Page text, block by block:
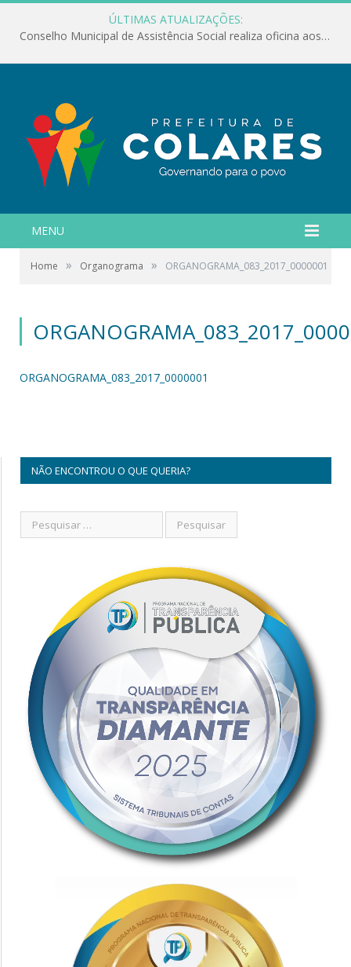
ÚLTIMAS ATUALIZAÇÕES:
Conselho Municipal de Assistência Social realiza oficina aos servidores
MENU
Home » Organograma » ORGANOGRAMA_083_2017_0000001
ORGANOGRAMA_083_2017_0000001
NÃO ENCONTROU O QUE QUERIA?